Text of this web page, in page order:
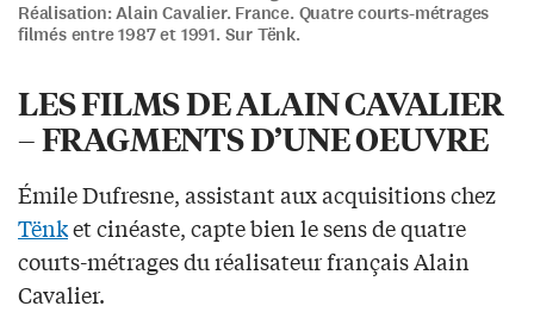
Réalisation: Alain Cavalier. France. Quatre courts-métrages
filmés entre 1987 et 1991. Sur Tënk.
LES FILMS DE ALAIN CAVALIER
– FRAGMENTS D’UNE OEUVRE
Émile Dufresne, assistant aux acquisitions chez
Tënket cinéaste, capte bien le sens de quatre
courts-métrages du réalisateur français Alain
Cavalier.